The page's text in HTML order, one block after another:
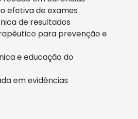
efetiva de exames
de resultados
para prevenção e
e educação do
em evidências